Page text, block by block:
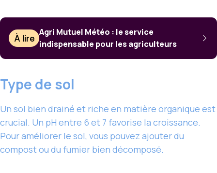
À lire
Agri Mutuel Météo : le service
indispensable pour les agriculteurs
Type de sol
Un sol bien drainé et riche en matière organique est
crucial. Un pH entre 6 et 7 favorise la croissance.
Pour améliorer le sol, vous pouvez ajouter du
compost ou du fumier bien décomposé.